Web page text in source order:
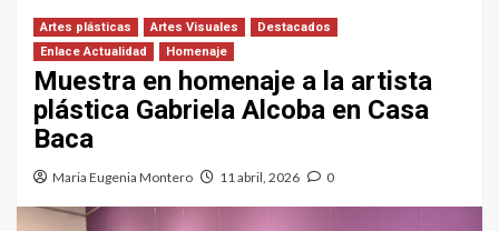
Artes plásticas Artes Visuales
Destacados
Enlace Actualidad
Homenaje
Muestra en homenaje a la artista
plástica Gabriela Alcoba en Casa
Baca
Maria Eugenia Montero 11 abril, 2026 0